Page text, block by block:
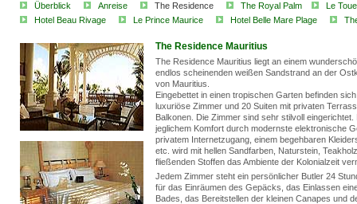
Überblick Anreise The Residence The Royal Palm
Le
Hotel Beau Rivage
Le Prince Maurice Hotel Belle Mare Plage
The Residence Mauritius
The Residence Mauritius liegt an einem
endlos scheinenden weißen Sandstrand an der
von Mauritius.
Eingebettet in einen tropischen Garten befinden
luxuriöse Zimmer und 20 Suiten mit privaten
Balkonen. Die Zimmer sind sehr stilvoll eingerichtet.
jeglichem Komfort durch modernste elektronische
privatem Internetzugang, einem begehbaren
etc. wird mit hellen Sandfarben, Naturstein,
fließenden Stoffen das Ambiente der Kolonialzeit
Jedem Zimmer steht ein persönlicher Butler 24
für das Einräumen des Gepäcks, das Einlassen
Bades, das Bereitstellen der kleinen Canapes und